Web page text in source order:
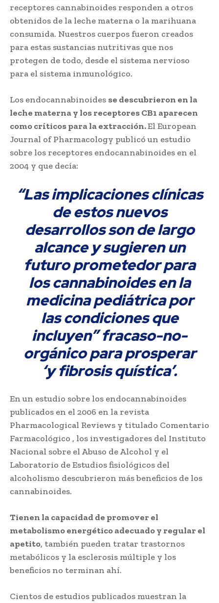
receptores cannabinoides responden a otros
obtenidos de la leche materna o la marihuana
consumida. Nuestros cuerpos fueron creados
para estas sustancias nutritivas que nos
protegen de todo, desde el sistema nervioso
para el sistema inmunológico.
Los endocannabinoides se descubrieron en la
leche materna y los receptores CB1 aparecen
como críticos para la extracción.El European
Journal of Pharmacology publicó un estudio
sobre los receptores endocannabinoides en el
2004 y que decía:
“Las implicaciones clínicas
de estos nuevos
desarrollos son de largo
alcance y sugieren un
futuro prometedor para
los cannabinoides en la
medicina pediátrica por
las condiciones que
incluyen” fracaso-no-
orgánico para prosperar
‘y fibrosis quística’.
En un estudio sobre los endocannabinoides
publicados en el 2006 en la revista
Pharmacological Reviews y titulado Comentario
Farmacológico , los investigadores del Instituto
Nacional sobre el Abuso de Alcohol y el
Laboratorio de Estudios fisiológicos del
alcoholismo descubrieron más beneficios de los
cannabinoides.
Tienen la capacidad de promover el
metabolismo energético adecuado y regular el
apetito, también pueden tratar trastornos
metabólicos y la esclerosis múltiple y los
beneficios no terminan ahí.
Cientos de estudios publicados muestran la